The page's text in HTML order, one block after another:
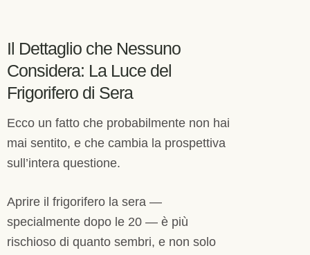
Il Dettaglio che Nessuno
Considera: La Luce del
Frigorifero di Sera
Ecco un fatto che probabilmente non hai
mai sentito, e che cambia la prospettiva
sull’intera questione.
Aprire il frigorifero la sera —
specialmente dopo le 20 — è più
rischioso di quanto sembri, e non solo